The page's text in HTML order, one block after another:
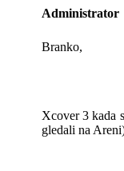
Administrator
Branko,
Xcover 3 kada
gledali na